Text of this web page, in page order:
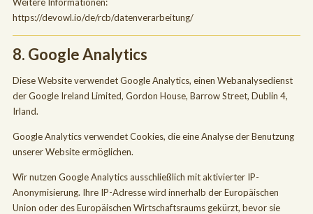
https://devowl.io/de/rcb/datenverarbeitung/
8. Google Analytics
Diese Website verwendet Google Analytics, einen Webanalysedienst
der Google Ireland Limited, Gordon House, Barrow Street, Dublin 4,
Irland.
Google Analytics verwendet Cookies, die eine Analyse der Benutzung
unserer Website ermöglichen.
Wir nutzen Google Analytics ausschließlich mit aktivierter IP-
Anonymisierung. Ihre IP-Adresse wird innerhalb der Europäischen
Union oder des Europäischen Wirtschaftsraums gekürzt, bevor sie